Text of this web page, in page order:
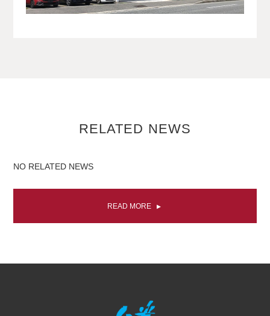
RELATED NEWS
NO RELATED NEWS
READ MORE